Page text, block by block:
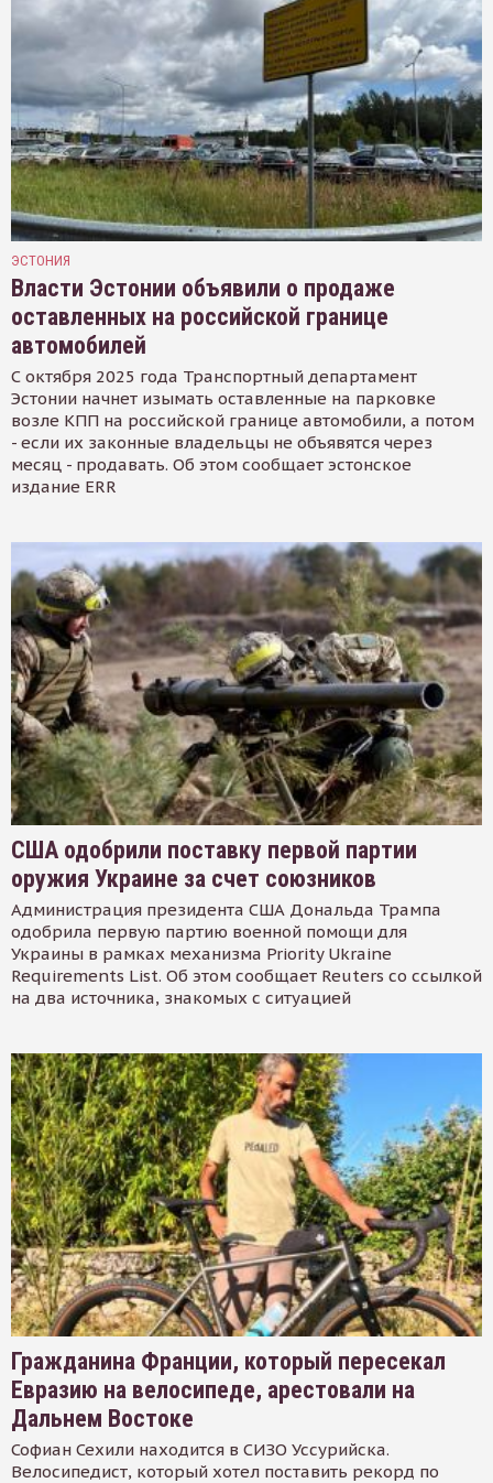
ЭСТОНИЯ
Власти Эстонии объявили о продаже
оставленных на российской границе
автомобилей
С октября 2025 года Транспортный департамент
Эстонии начнет изымать оставленные на парковке
возле КПП на российской границе автомобили, а потом
- если их законные владельцы не объявятся через
месяц - продавать. Об этом сообщает эстонское
издание ERR
США одобрили поставку первой партии
оружия Украине за счет союзников
Администрация президента США Дональда Трампа
одобрила первую партию военной помощи для
Украины в рамках механизма Priority Ukraine
Requirements List. Об этом сообщает Reuters со ссылкой
на два источника, знакомых с ситуацией
Гражданина Франции, который пересекал
Евразию на велосипеде, арестовали на
Дальнем Востоке
Софиан Сехили находится в СИЗО Уссурийска.
Велосипедист, который хотел поставить рекорд по